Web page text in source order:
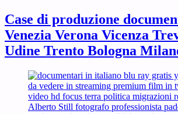
Case di produzione
Venezia Verona Vicenza
Udine Trento Bologna